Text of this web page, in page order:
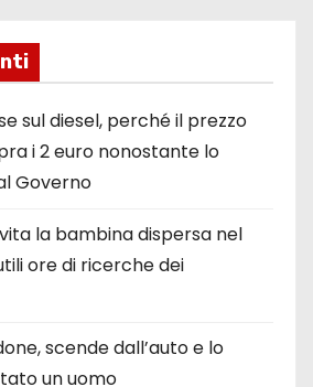
sul diesel, perché il prezzo
i 2 euro nonostante lo
Governo
la bambina dispersa nel
ore di ricerche dei
scende dall’auto e lo
un uomo